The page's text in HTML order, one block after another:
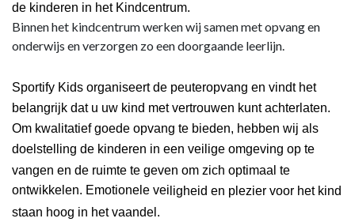
de kinderen in het Kindcentrum.
Binnen het kindcentrum werken wij samen met opvang en
onderwijs en verzorgen zo een doorgaande leerlijn.
Sportify Kids organiseert de peuteropvang en vindt het
belangrijk dat u uw kind met vertrouwen kunt achterlaten.
Om kwalitatief goede opvang te bieden, hebben wij als
doelstelling de kinderen in een veilige omgeving op te
vangen en de ruimte te geven om zich optimaal te
ontwikkelen. Emotionele vei ligheid en plezier voor het kind
staan hoog in het vaandel.